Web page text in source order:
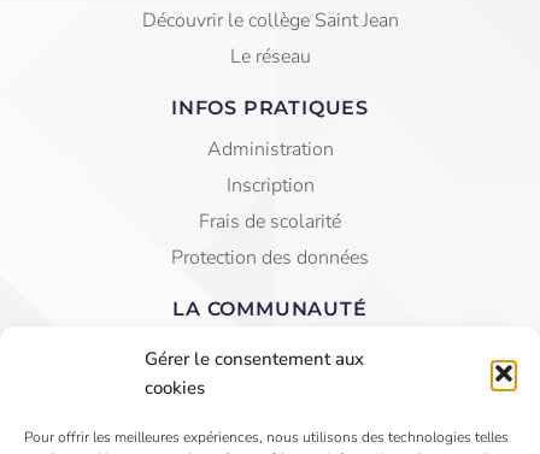
Gérer le consentement aux
cookies
Pour offrir les meilleures expériences, nous utilisons des technologies telles
Découvrir le collège Saint Jean
Le réseau
INFOS PRATIQUES
Administration
Inscription
Frais de scolarité
Protection des données
LA COMMUNAUTÉ
Equipe éducative
AGEC Saint Jean